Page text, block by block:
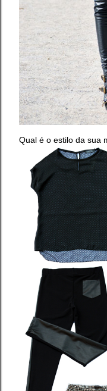
Qual é o estilo da sua